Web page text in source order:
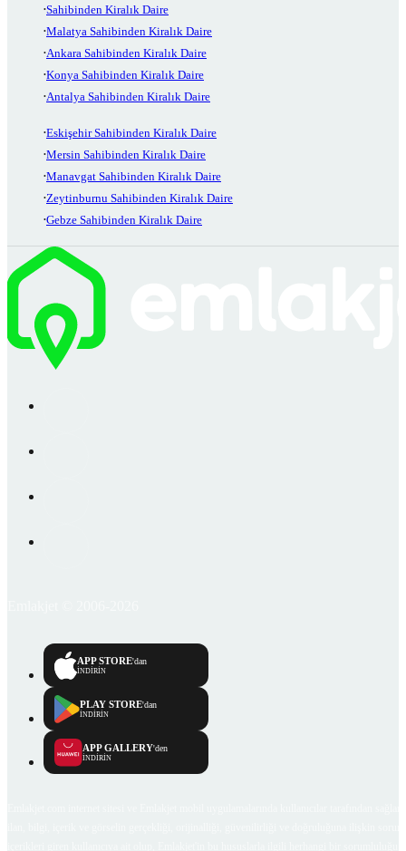
Sahibinden Kiralık Daire
Malatya Sahibinden Kiralık Daire
Ankara Sahibinden Kiralık Daire
Konya Sahibinden Kiralık Daire
Antalya Sahibinden Kiralık Daire
Eskişehir Sahibinden Kiralık Daire
Mersin Sahibinden Kiralık Daire
Manavgat Sahibinden Kiralık Daire
Zeytinburnu Sahibinden Kiralık Daire
Gebze Sahibinden Kiralık Daire
APP STORE'dan
İNDİRİN
PLAY STORE'dan
İNDİRİN
APP GALLERY'den
İNDİRİN